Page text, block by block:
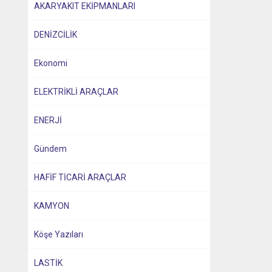
AKARYAKIT EKİPMANLARI
DENİZCİLİK
Ekonomi
ELEKTRİKLİ ARAÇLAR
ENERJİ
Gündem
HAFİF TİCARİ ARAÇLAR
KAMYON
Köşe Yazıları
LASTİK